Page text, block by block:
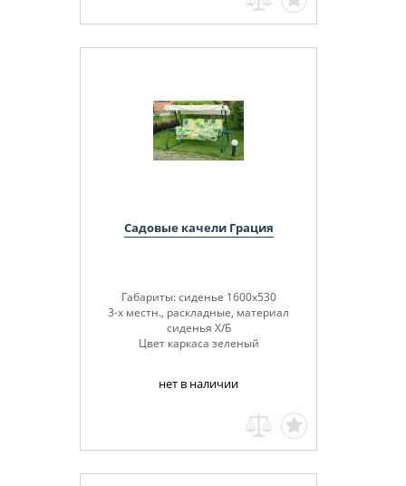
Садовые качели Грация
Габариты: сиденье 1600х530
3-х местн., раскладные, материал
сиденья Х/Б
Цвет каркаса зеленый
нет в наличии